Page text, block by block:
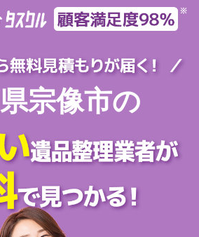
宗像市の